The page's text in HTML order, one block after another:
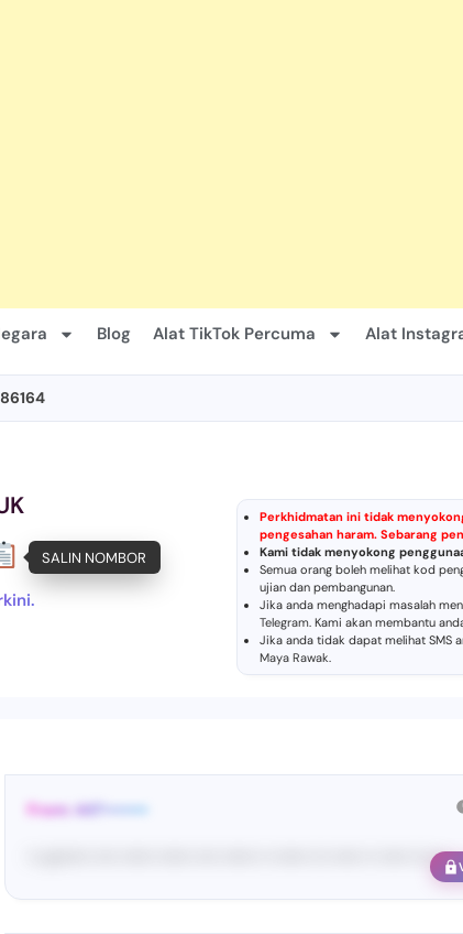
Blog Alat TikTok Percuma Alat
SALIN NOMBOR
Perkhidmatan ini tidak
pengesahan haram. Sebarang
Kami tidak menyokong
Semua orang boleh melihat kod
ujian dan pembangunan.
Jika anda menghadapi masalah
Telegram. Kami akan membantu
Jika anda tidak dapat melihat SMS
Maya Rawak.
From: 447••••••••
•• un••••• •••• •••••• •••••• •••• •••••• •• •••••• ••• ••••• •• ••••• ••• •• ...